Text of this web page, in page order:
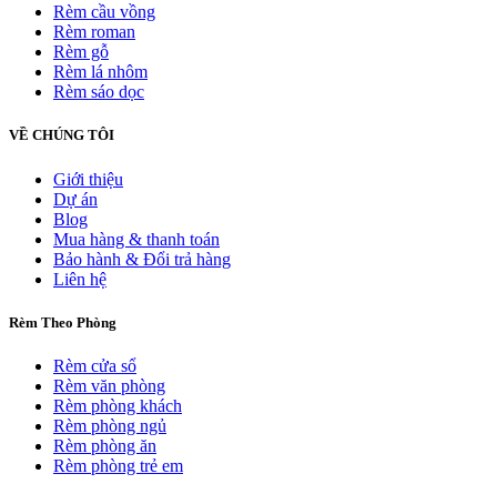
Rèm cầu vồng
Rèm roman
Rèm gỗ
Rèm lá nhôm
Rèm sáo dọc
VỀ CHÚNG TÔI
Giới thiệu
Dự án
Blog
Mua hàng & thanh toán
Bảo hành & Đổi trả hàng
Liên hệ
Rèm Theo Phòng
Rèm cửa sổ
Rèm văn phòng
Rèm phòng khách
Rèm phòng ngủ
Rèm phòng ăn
Rèm phòng trẻ em